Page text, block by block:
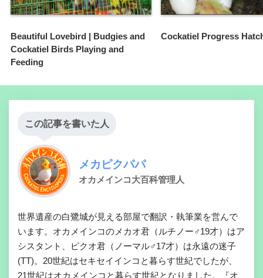
Beautiful Lovebird | Budgies and
Cockatiel Birds Playing and
Feeding
Cockatiel Progress
この記事を書いた人
メカピクパパ
オカメインコ大百科管理人
世界遺産の白鷺城が見える部屋で翻訳・執筆業を営んで
います。オカメインコのメカオ君（ルチノー♂19才）はア
シスタント、ピクオ君（ノーマル♂17才）は永遠の迷子
(TT)。20世紀はセキセイインコと暮らす世紀でしたが、
21世紀はオカメインコと暮らす世紀となりました。『オ